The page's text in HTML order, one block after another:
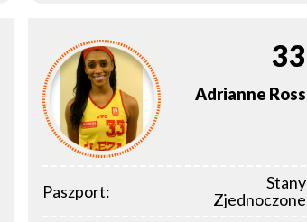
33
Adrianne Ross
Paszport:
Stany
Zjednoczone